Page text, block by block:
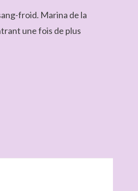
froid. Marina de la
une fois de plus